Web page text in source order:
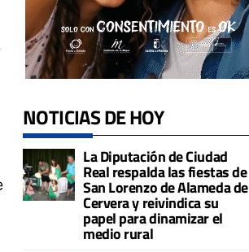
NOTICIAS DE HOY
La Diputación de Ciudad
Real respalda las fiestas de
San Lorenzo de Alameda de
Cervera y reivindica su
papel para dinamizar el
medio rural